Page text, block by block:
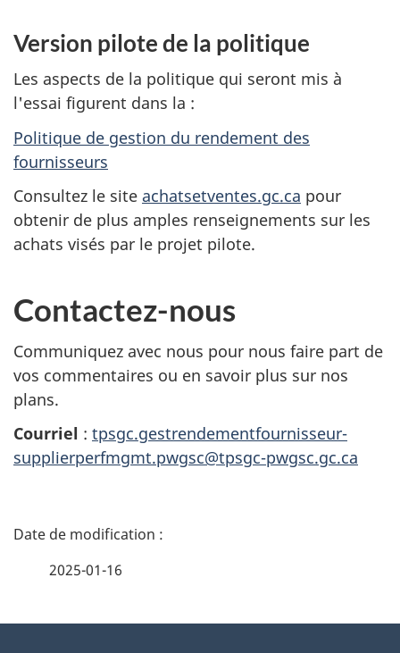
Version pilote de la politique
Les aspects de la politique qui seront mis à
l'essai figurent dans la :
Politique de gestion du rendement des
fournisseurs
Consultez le site achatsetventes.gc.ca pour
obtenir de plus amples renseignements sur les
achats visés par le projet pilote.
Contactez-nous
Communiquez avec nous pour nous faire part de
vos commentaires ou en savoir plus sur nos
plans.
Courriel : tpsgc.gestrendementfournisseur-
supplierperfmgmt.pwgsc@tpsgc-pwgsc.gc.ca
D
2025-01-16